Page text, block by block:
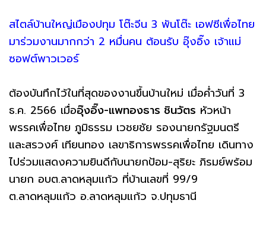
สไตล์บ้านใหญ่เมืองปทุม โต๊ะจีน 3 พันโต๊ะ เอฟซีเพื่อไทย
มาร่วมงานมากกว่า 2 หมื่นคน ต้อนรับ อุ๊งอิ๊ง เจ้าแม่
ซอฟต์พาวเวอร์
ต้องบันทึกไว้ในที่สุดของงานขึ้นบ้านใหม่ เมื่อค่ำวันที่ 3
ธ.ค. 2566 เมื่ออุ๊งอิ๊ง-แพทองธาร ชินวัตร หัวหน้า
พรรคเพื่อไทย ภูมิธรรม เวชยชัย รองนายกรัฐมนตรี
และสรวงศ์ เทียนทอง เลขาธิการพรรคเพื่อไทย เดินทาง
ไปร่วมแสดงความยินดีกับนายกป้อม-สุริยะ ภิรมย์พร้อม
นายก อบต.ลาดหลุมแก้ว ที่บ้านเลขที่ 99/9
ต.ลาดหลุมแก้ว อ.ลาดหลุมแก้ว จ.ปทุมธานี